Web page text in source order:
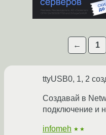
← 1
ttyUSB0, 1, 2
Создавай в
подключение и
infomeh ★★